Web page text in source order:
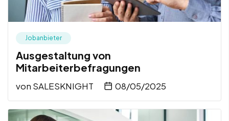
Jobanbieter
Ausgestaltung von
Mitarbeiterbefragungen
von SALESKNIGHT 08/05/2025